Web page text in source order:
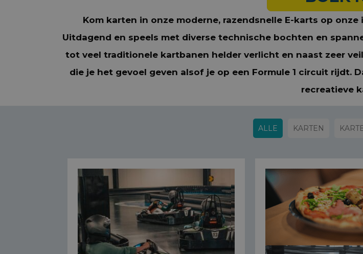
Kom karten in onze moderne, razendsnelle E-karts op
Uitdagend en speels met diverse technische bochten en
tot veel traditionele kartbanen helder verlicht en naast zeer
die je het gevoel geven alsof je op een Formule 1 circuit rijdt.
recreatieve
ALLE KARTEN